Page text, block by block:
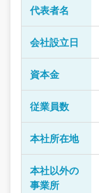
代表者名
会社設立日
資本金
従業員数
本社所在地
本社以外の
事業所